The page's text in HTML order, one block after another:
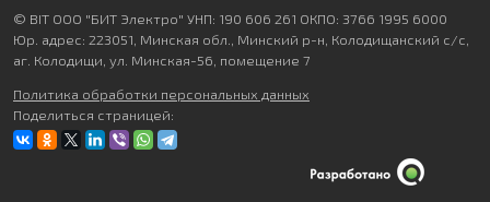
© BIT ООО "БИТ Электро" УНП: 190 606 261 ОКПО: 3766 1995 6000
Юр. адрес: 223051, Минская обл., Минский р-н, Колодищанский с/с,
аг. Колодищи, ул. Минская-56, помещение 7
Политика обработки персональных данных
Поделиться страницей: